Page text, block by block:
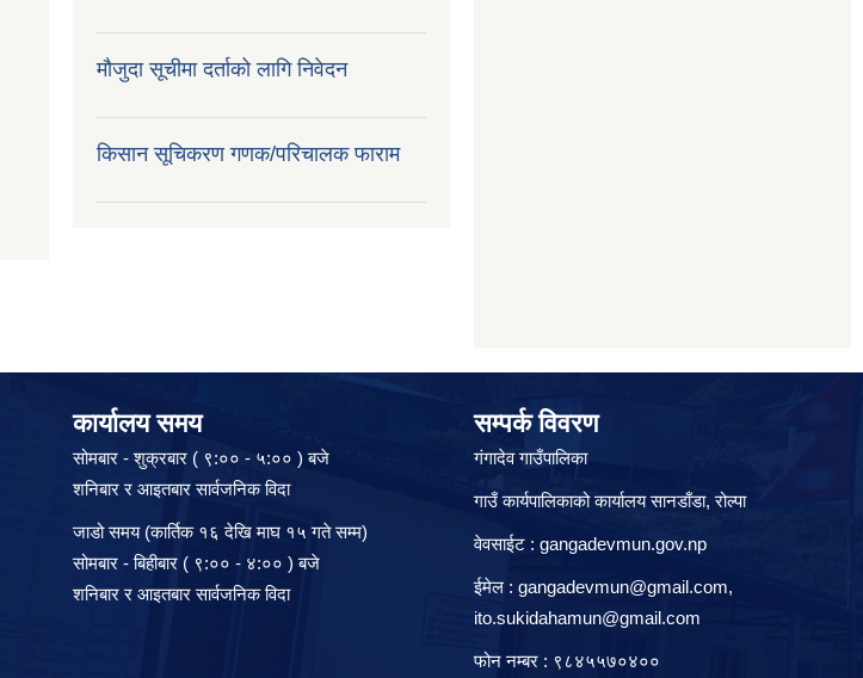
मौजुदा सूचीमा दर्ताको लागि निवेदन
किसान सूचिकरण गणक/परिचालक फाराम
कार्यालय समय
सोमबार - शुक्रबार ( ९:०० - ५:०० ) बजे
शनिबार र आइतबार सार्वजनिक विदा
जाडो समय (कार्तिक १६ देखि माघ १५ गते सम्म)
सोमबार - बिहीबार ( ९:०० - ४:०० ) बजे
शनिबार र आइतबार सार्वजनिक विदा
सम्पर्क विवरण
गंगादेव गाउँपालिका
गाउँ कार्यपालिकाको कार्यालय सानडाँडा, रो‍‍ल्पा
वेवसाईट : gangadevmun.gov.np
ईमेल : gangadevmun@gmail.com,
ito.sukidahamun@gmail.com
फोन नम्बर : ९८४५५७०४००